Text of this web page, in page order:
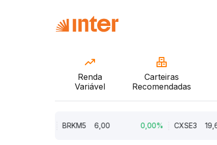
Renda
Variável
Carteiras
Recomendadas
BRKM5 6,00 CXSE3 19,65